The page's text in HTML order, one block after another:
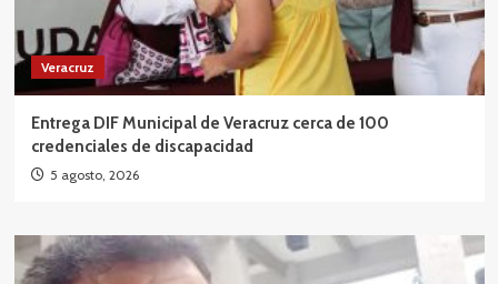
Veracruz
Entrega DIF Municipal de Veracruz cerca de 100
credenciales de discapacidad
5 agosto, 2026